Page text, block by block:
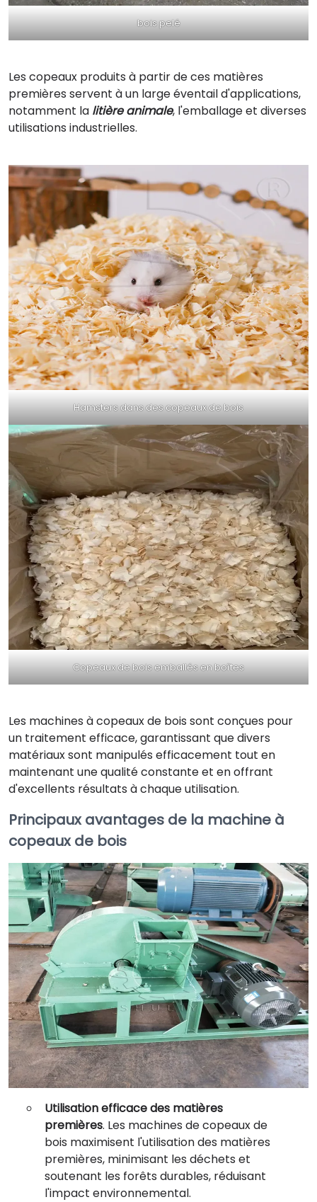
bois pelé
Les copeaux produits à partir de ces matières
premières servent à un large éventail d'applications,
notamment la litière animale, l'emballage et diverses
utilisations industrielles.
Hamsters dans des copeaux de bois
Copeaux de bois emballés en boîtes
Les machines à copeaux de bois sont conçues pour
un traitement efficace, garantissant que divers
matériaux sont manipulés efficacement tout en
maintenant une qualité constante et en offrant
d'excellents résultats à chaque utilisation.
Principaux avantages de la machine à
copeaux de bois
Utilisation efficace des matières
premières. Les machines de copeaux de
bois maximisent l'utilisation des matières
premières, minimisant les déchets et
soutenant les forêts durables, réduisant
l'impact environnemental.